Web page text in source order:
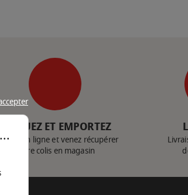
ET EMPORTEZ
en ligne et venez récupérer
votre colis en magasin